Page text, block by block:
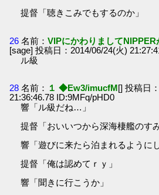
提督「聴きこみでもするのか」
26 名前：VIPにかわりまして
[sage] 投稿日：2014/06/24(火)
ル級
28 名前： １ ◆Ew3/imucfM[] 投稿日
21:36:46.78 ID:9MFq/pHD0
響「ル級だね…」
提督「おいいつから深海棲艦のす
響「遊びに来たら泊まれるように
提督「俺は認めてｒｙ」
響「聞きに行こうか」